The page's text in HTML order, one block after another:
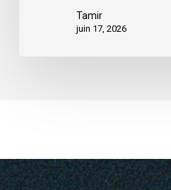
Tamir
juin 17, 2026